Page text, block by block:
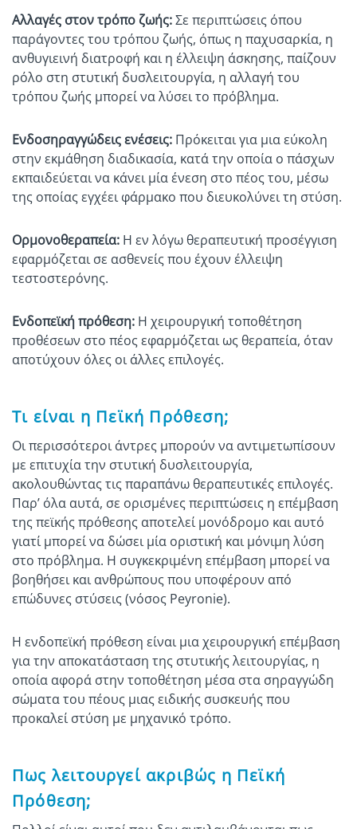
Αλλαγές στον τρόπο ζωής:Σε περιπτώσεις όπου
παράγοντες του τρόπου ζωής, όπως η παχυσαρκία, η
ανθυγιεινή διατροφή και η έλλειψη άσκησης, παίζουν
ρόλο στη στυτική δυσλειτουργία, η αλλαγή του
τρόπου ζωής μπορεί να λύσει το πρόβλημα.
Ενδοσηραγγώδεις ενέσεις: Πρόκειται για μια εύκολη
στην εκμάθηση διαδικασία, κατά την οποία ο πάσχων
εκπαιδεύεται να κάνει μία ένεση στο πέος του, μέσω
της οποίας εγχέει φάρμακο που διευκολύνει τη στύση.
Ορμονοθεραπεία: Η εν λόγω θεραπευτική προσέγγιση
εφαρμόζεται σε ασθενείς που έχουν έλλειψη
τεστοστερόνης.
Ενδοπεϊκή πρόθεση: Η χειρουργική τοποθέτηση
προθέσεων στο πέος εφαρμόζεται ως θεραπεία, όταν
αποτύχουν όλες οι άλλες επιλογές.
Τι είναι η Πεϊκή Πρόθεση;
Οι περισσότεροι άντρες μπορούν να αντιμετωπίσουν
με επιτυχία την στυτική δυσλειτουργία,
ακολουθώντας τις παραπάνω θεραπευτικές επιλογές.
Παρ’ όλα αυτά, σε ορισμένες περιπτώσεις η επέμβαση
της πεϊκής πρόθεσης αποτελεί μονόδρομο και αυτό
γιατί μπορεί να δώσει μία οριστική και μόνιμη λύση
στο πρόβλημα. Η συγκεκριμένη επέμβαση μπορεί να
βοηθήσει και ανθρώπους που υποφέρουν από
επώδυνες στύσεις (νόσος Peyronie).
Η ενδοπεϊκή πρόθεση είναι μια χειρουργική επέμβαση
για την αποκατάσταση της στυτικής λειτουργίας, η
οποία αφορά στην τοποθέτηση μέσα στα σηραγγώδη
σώματα του πέους μιας ειδικής συσκευής που
προκαλεί στύση με μηχανικό τρόπο.
Πως λειτουργεί ακριβώς η Πεϊκή
Πρόθεση;